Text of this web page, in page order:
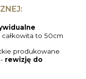
całkowita to 50cm
produkowane
rewizję do